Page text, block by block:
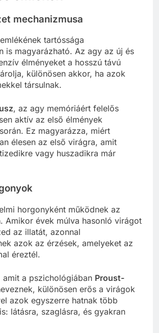
mechanizmusa
tartóssága
is magyarázható. Az agy az új és
élményeket a hosszú távú
különösen akkor, ha azok
társulnak.
, az agy memóriáért felelős
aktív az első élmények
Ez magyarázza, miért
élesen az első virágra, amit
vagy huszadikra már
horgonyként működnek az
Amikor évek múlva hasonló virágot
az illatát, azonnal
azok az érzések, amelyeket az
éreztél.
amit a pszichológiában Proust-
különösen erős a virágok
azok egyszerre hatnak több
látásra, szaglásra, és gyakran